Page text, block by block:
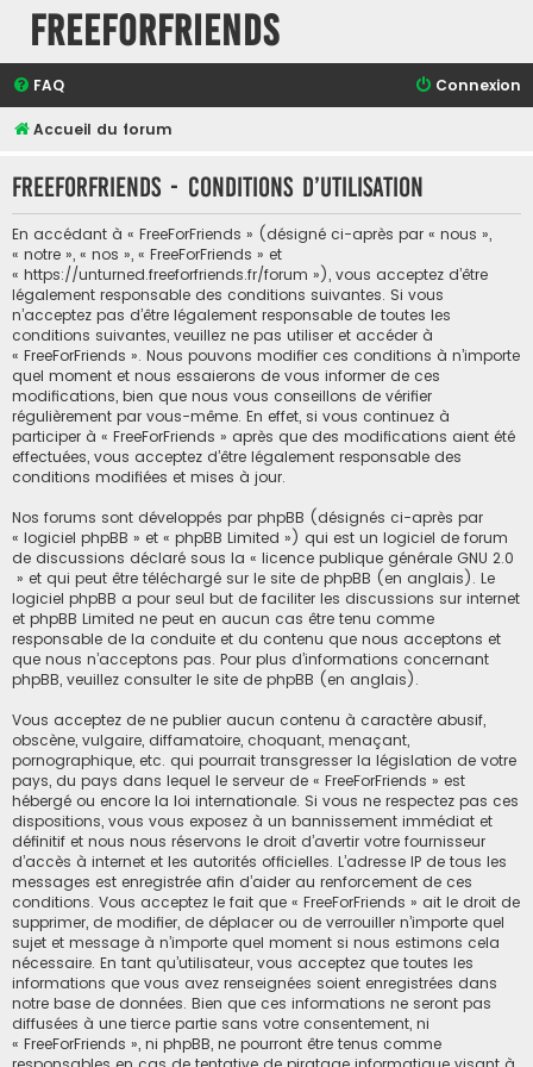
FreeForFriends
FAQ Connexion
Accueil du forum
FreeForFriends - Conditions d’utilisation
En accédant à « FreeForFriends » (désigné ci-après par « nous »,
« notre », « nos », « FreeForFriends » et
« https://unturned.freeforfriends.fr/forum »), vous acceptez d’être
légalement responsable des conditions suivantes. Si vous
n’acceptez pas d’être légalement responsable de toutes les
conditions suivantes, veuillez ne pas utiliser et accéder à
« FreeForFriends ». Nous pouvons modifier ces conditions à n’importe
quel moment et nous essaierons de vous informer de ces
modifications, bien que nous vous conseillons de vérifier
régulièrement par vous-même. En effet, si vous continuez à
participer à « FreeForFriends » après que des modifications aient été
effectuées, vous acceptez d’être légalement responsable des
conditions modifiées et mises à jour.
Nos forums sont développés par phpBB (désignés ci-après par
« logiciel phpBB » et « phpBB Limited ») qui est un logiciel de forum
de discussions déclaré sous la « licence publique générale GNU 2.0
» et qui peut être téléchargé sur le site de phpBB (en anglais). Le
logiciel phpBB a pour seul but de faciliter les discussions sur internet
et phpBB Limited ne peut en aucun cas être tenu comme
responsable de la conduite et du contenu que nous acceptons et
que nous n’acceptons pas. Pour plus d’informations concernant
phpBB, veuillez consulter le site de phpBB (en anglais).
Vous acceptez de ne publier aucun contenu à caractère abusif,
obscène, vulgaire, diffamatoire, choquant, menaçant,
pornographique, etc. qui pourrait transgresser la législation de votre
pays, du pays dans lequel le serveur de « FreeForFriends » est
hébergé ou encore la loi internationale. Si vous ne respectez pas ces
dispositions, vous vous exposez à un bannissement immédiat et
définitif et nous nous réservons le droit d’avertir votre fournisseur
d’accès à internet et les autorités officielles. L’adresse IP de tous les
messages est enregistrée afin d’aider au renforcement de ces
conditions. Vous acceptez le fait que « FreeForFriends » ait le droit de
supprimer, de modifier, de déplacer ou de verrouiller n’importe quel
sujet et message à n’importe quel moment si nous estimons cela
nécessaire. En tant qu’utilisateur, vous acceptez que toutes les
informations que vous avez renseignées soient enregistrées dans
notre base de données. Bien que ces informations ne seront pas
diffusées à une tierce partie sans votre consentement, ni
« FreeForFriends », ni phpBB, ne pourront être tenus comme